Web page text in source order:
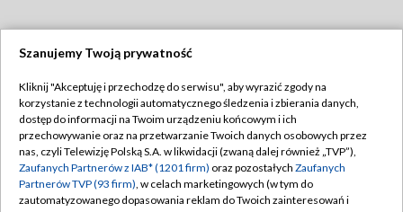
TVP
Abonament TVP
Emisja w TVP
Centrum informacji TVP
Regulamin TVP
Polityka prywatności
Moje zgody
Szanujemy Twoją prywatność
Kliknij "Akceptuję i przechodzę do serwisu", aby wyrazić zgody na
korzystanie z technologii automatycznego śledzenia i zbierania danych,
dostęp do informacji na Twoim urządzeniu końcowym i ich
przechowywanie oraz na przetwarzanie Twoich danych osobowych przez
nas, czyli Telewizję Polską S.A. w likwidacji (zwaną dalej również „TVP”),
Zaufanych Partnerów z IAB* (1201 firm) oraz pozostałych Zaufanych
Partnerów TVP (93 firm), w celach marketingowych (w tym do
zautomatyzowanego dopasowania reklam do Twoich zainteresowań i